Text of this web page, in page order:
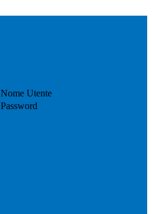
Nome Utente
Password